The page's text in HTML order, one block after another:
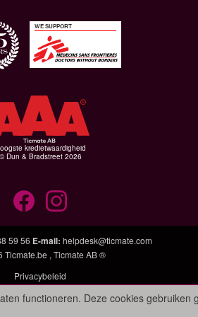
WE SUPPORT
kredietwaardigheid
© Dun & Bradstreet 2026
59 56 E-mail: helpdesk@ticmate.com
Ticmate.be , Ticmate AB ®
Privacybeleid
functioneren. Deze cookies gebruiken